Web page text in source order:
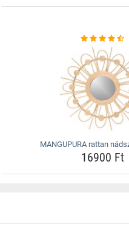
MANGUPURA rattan
16900 Ft